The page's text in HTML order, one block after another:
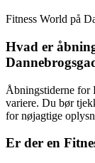
Fitness World på
Hvad er
Åbningstiderne for
variere. Du bør
for nøjagtige
Er der en